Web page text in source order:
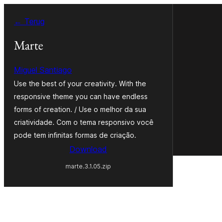
naar← Terug
Marte
Miguel Santiago
Use the best of your creativity. With the
responsive theme you can have endless
forms of creation. / Use o melhor da sua
criatividade. Com o tema responsivo você
pode tem infinitas formas de criação.
Download
marte.3.1.05.zip